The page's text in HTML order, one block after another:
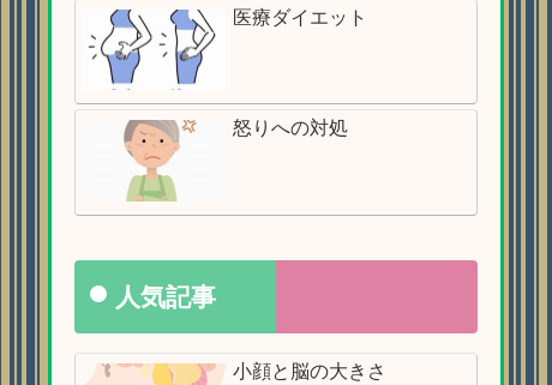
医療ダイエット
怒りへの対処
人気記事
小顔と脳の大きさ